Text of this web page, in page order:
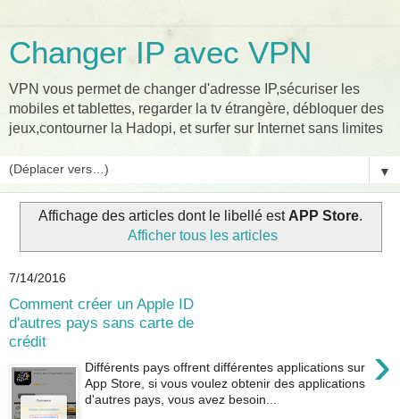
Changer IP avec VPN
VPN vous permet de changer d'adresse IP,sécuriser les
mobiles et tablettes, regarder la tv étrangère, débloquer des
jeux,contourner la Hadopi, et surfer sur Internet sans limites
▼
Affichage des articles dont le libellé est APP Store.
Afficher tous les articles
7/14/2016
Comment créer un Apple ID
d'autres pays sans carte de
crédit
›
Différents pays offrent différentes applications sur
App Store, si vous voulez obtenir des applications
d'autres pays, vous avez besoin...